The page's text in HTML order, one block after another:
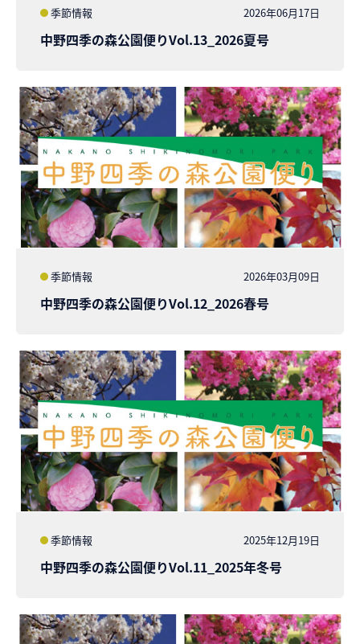
季節情報 2026年06月17日
中野四季の森公園便りVol.13_2026夏号
季節情報 2026年03月09日
中野四季の森公園便りVol.12_2026春号
季節情報 2025年12月19日
中野四季の森公園便りVol.11_2025年冬号